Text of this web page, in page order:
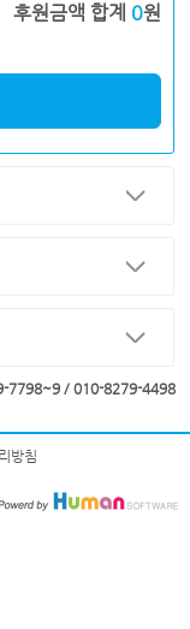
후원금액 합계 0원
7798~9 / 010-8279-4498
방침